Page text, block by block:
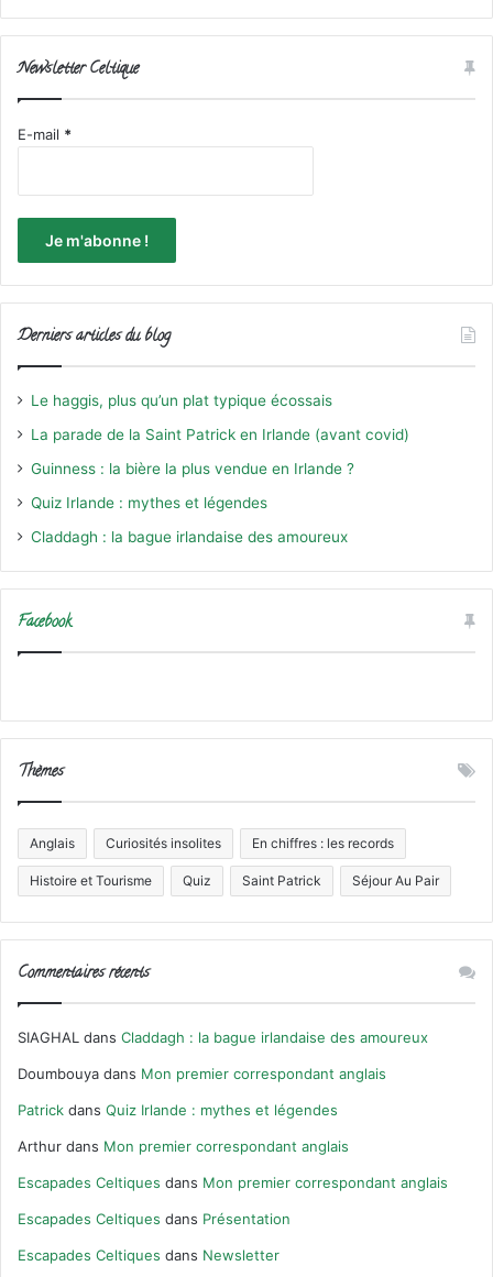
Newsletter Celtique
E-mail *
Derniers articles du blog
Le haggis, plus qu’un plat typique écossais
La parade de la Saint Patrick en Irlande (avant covid)
Guinness : la bière la plus vendue en Irlande ?
Quiz Irlande : mythes et légendes
Claddagh : la bague irlandaise des amoureux
Facebook
Thèmes
Anglais Curiosités insolites En chiffres : les records
Histoire et Tourisme Quiz Saint Patrick Séjour Au Pair
Commentaires récents
SIAGHAL dans Claddagh : la bague irlandaise des amoureux
Doumbouya dans Mon premier correspondant anglais
Patrick dans Quiz Irlande : mythes et légendes
Arthur dans Mon premier correspondant anglais
Escapades Celtiques dans Mon premier correspondant anglais
Escapades Celtiques dans Présentation
Escapades Celtiques dans Newsletter